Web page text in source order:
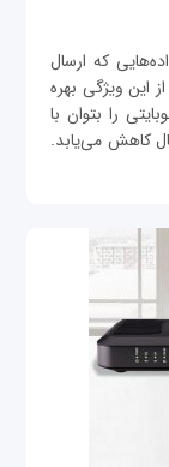
که ارسال
این ویژگی بهره
یک فایل به‌طور مثال، ۶۴ کیلوبایتی را بتوان با
کاهش می‌یابد.